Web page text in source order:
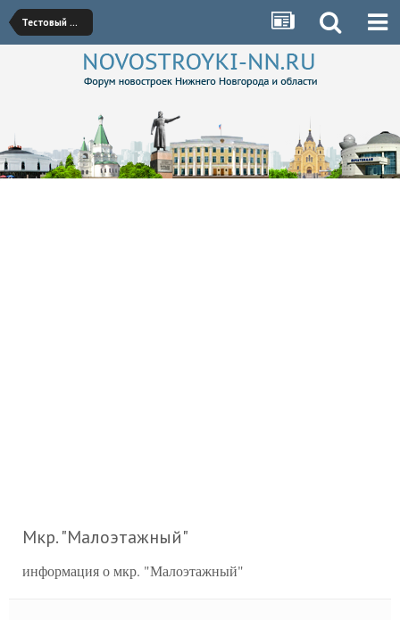
Тестовый форум
Мкр. "Малоэтажный"
информация о мкр. "Малоэтажный"